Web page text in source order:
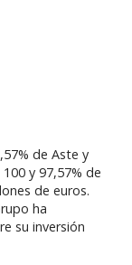
de Aste y
y 97,57% de
de euros.
ha
su inversión